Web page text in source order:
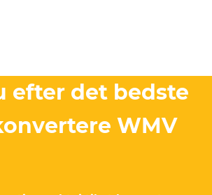
efter det bedste
WMV